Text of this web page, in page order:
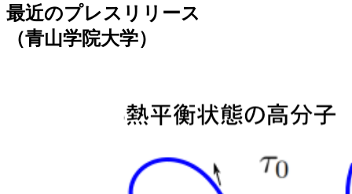
最近のプレスリリース
（青山学院大学）